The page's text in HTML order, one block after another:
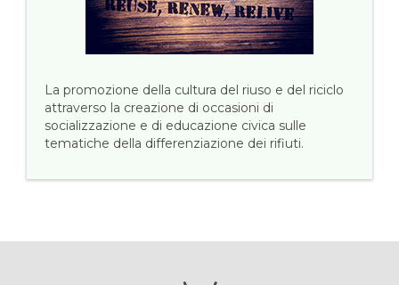
La promozione della cultura del riuso e del riciclo
attraverso la creazione di occasioni di
socializzazione e di educazione civica sulle
tematiche della differenziazione dei rifiuti.